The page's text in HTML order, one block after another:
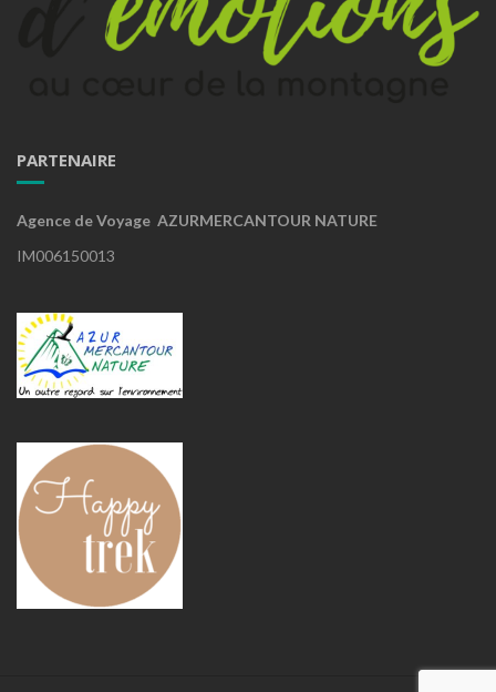
PARTENAIRE
Agence de Voyage AZURMERCANTOUR NATURE
IM006150013